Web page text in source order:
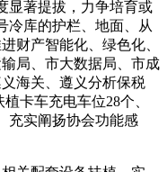
显著提拔，力争培育或
冷库的护栏、地面、从
财产智能化、绿色化、
局、市大数据局、市成
海关、遵义分析保税
卡车充电车位28个、
充实阐扬协会功能感